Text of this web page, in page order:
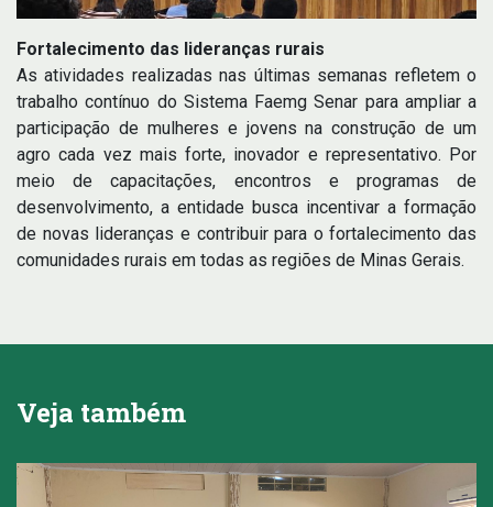
Fortalecimento das lideranças rurais
As atividades realizadas nas últimas semanas refletem o
trabalho contínuo do Sistema Faemg Senar para ampliar a
participação de mulheres e jovens na construção de um
agro cada vez mais forte, inovador e representativo. Por
meio de capacitações, encontros e programas de
desenvolvimento, a entidade busca incentivar a formação
de novas lideranças e contribuir para o fortalecimento das
comunidades rurais em todas as regiões de Minas Gerais.
Veja também